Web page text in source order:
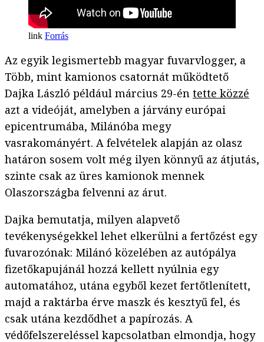
Forrás
Az egyik legismertebb magyar fuvarvlogger, a
Több, mint kamionos csatornát működtető
Dajka László például március 29-én tette közzé
azt a videóját, amelyben a járvány európai
epicentrumába, Milánóba megy
vasrakományért. A felvételek alapján az olasz
határon sosem volt még ilyen könnyű az átjutás,
szinte csak az üres kamionok mennek
Olaszországba felvenni az árut.
Dajka bemutatja, milyen alapvető
tevékenységekkel lehet elkerülni a fertőzést egy
fuvarozónak: Milánó közelében az autópálya
fizetőkapujánál hozzá kellett nyúlnia egy
automatához, utána egyből kezet fertőtlenített,
majd a raktárba érve maszk és kesztyű fel, és
csak utána kezdődhet a papírozás. A
védőfelszereléssel kapcsolatban elmondja, hogy